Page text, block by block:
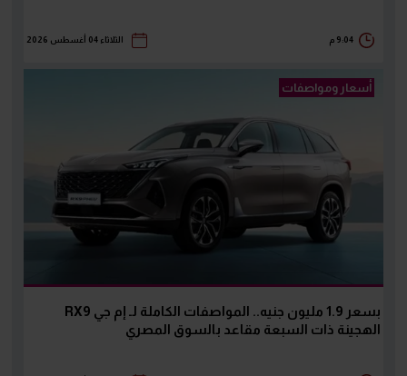
9:04 م الثلاثاء 04 أغسطس 2026
أسعار ومواصفات
بسعر 1.9 مليون جنيه.. المواصفات الكاملة لـ إم جي RX9
الهجينة ذات السبعة مقاعد بالسوق المصري